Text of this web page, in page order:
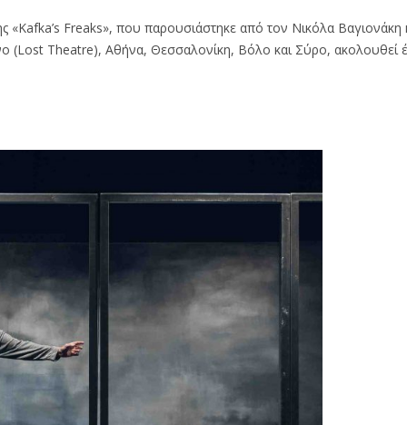
«Kafka’s Freaks», που παρουσιάστηκε από τον Νικόλα Βαγιονάκη
(Lost Theatre), Αθήνα, Θεσσαλονίκη, Βόλο και Σύρο, ακολουθεί